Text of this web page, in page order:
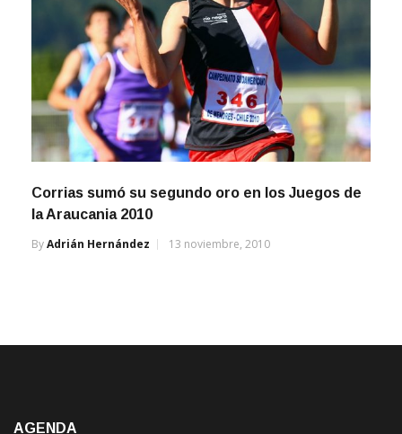
Corrias sumó su segundo oro en los Juegos de
la Araucania 2010
ByAdrián Hernández 13 noviembre, 2010
AGENDA